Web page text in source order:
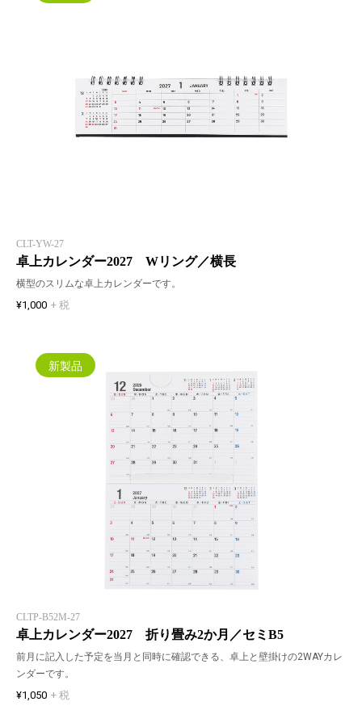
CLT-YW-27
卓上カレンダー2027 Wリング／横長
横型のスリムな卓上カレンダーです。
¥1,000 + 税
新製品
CLTP-B52M-27
卓上カレンダー2027 折り畳み2か月／セミB5
前月に記入した予定を当月と同時に確認できる、卓上と壁掛けの2WAYカレ
ンダーです。
¥1,050 + 税